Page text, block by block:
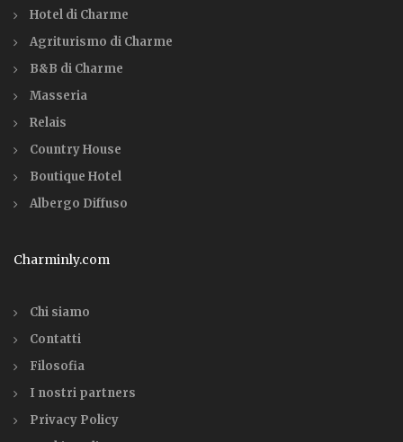
Hotel di Charme
Agriturismo di Charme
B&B di Charme
Masseria
Relais
Country House
Boutique Hotel
Albergo Diffuso
Charminly.com
Chi siamo
Contatti
Filosofia
I nostri partners
Privacy Policy